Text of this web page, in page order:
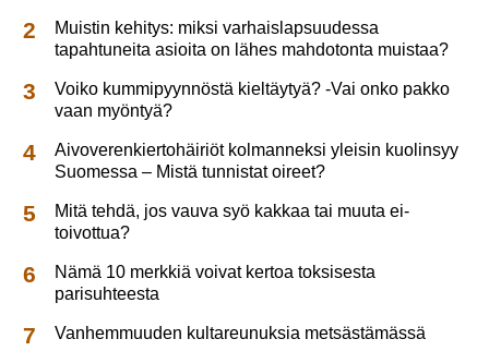
Muistin kehitys: miksi varhaislapsuudessa
tapahtuneita asioita on lähes mahdotonta muistaa?
Voiko kummipyynnöstä kieltäytyä? -Vai onko pakko
vaan myöntyä?
Aivoverenkiertohäiriöt kolmanneksi yleisin kuolinsyy
Suomessa – Mistä tunnistat oireet?
Mitä tehdä, jos vauva syö kakkaa tai muuta ei-
toivottua?
Nämä 10 merkkiä voivat kertoa toksisesta
parisuhteesta
Vanhemmuuden kultareunuksia metsästämässä